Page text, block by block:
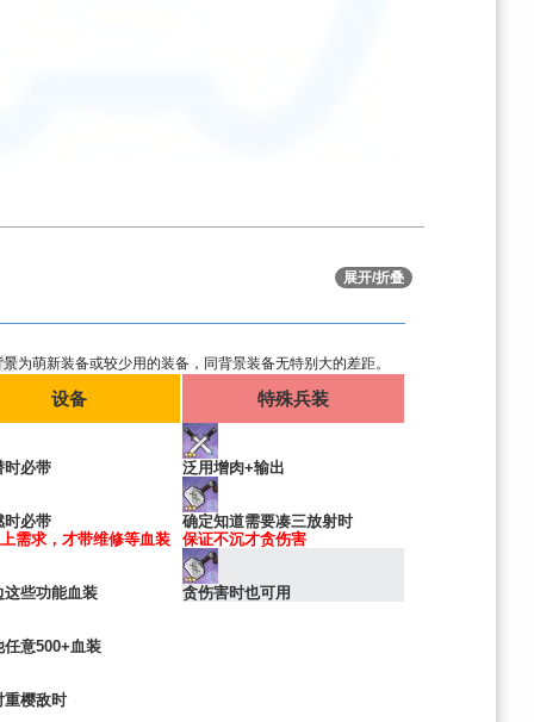
展开/折叠
景为萌新装备或较少用的装备，同背景装备无特别大的差距。
设备
时必带
时必带
需求，才带维修等血装
这些功能血装
任意500+血装
重樱敌时
特殊兵装
泛用增肉+输出
确定知道需要凑三放射时
保证不沉才贪伤害
贪伤害时也可用